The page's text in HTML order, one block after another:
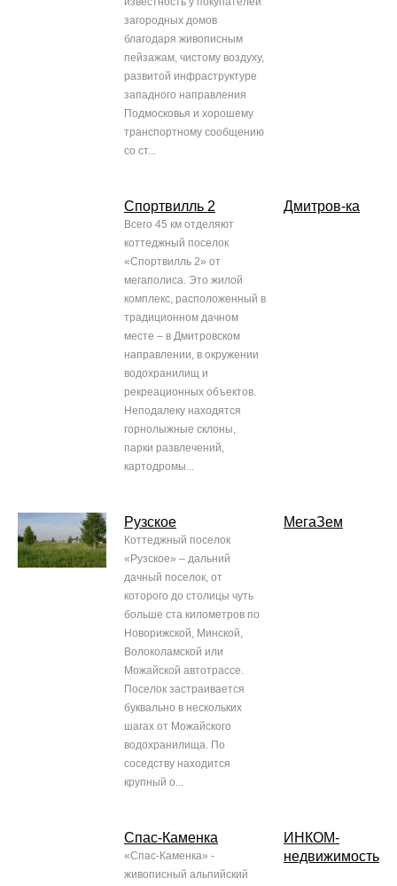
загородных домов
благодаря живописным
пейзажам, чистому воздуху,
развитой инфраструктуре
западного направления
Подмосковья и хорошему
транспортному сообщению
со ст...
Спортвилль 2
Всего 45 км отделяют
коттеджный поселок
«Спортвилль 2» от
мегаполиса. Это жилой
комплекс, расположенный в
традиционном дачном
месте – в Дмитровском
направлении, в окружении
водохранилищ и
рекреационных объектов.
Неподалеку находятся
горнолыжные склоны,
парки развлечений,
картодромы...
Дмитров-ка
Рузское
Коттеджный поселок
«Рузское» – дальний
дачный поселок, от
которого до столицы чуть
больше ста километров по
Новорижской, Минской,
Волоколамской или
Можайской автотрассе.
Поселок застраивается
буквально в нескольких
шагах от Можайского
водохранилища. По
соседству находится
крупный о...
МегаЗем
Спас-Каменка
«Спас-Каменка» -
живописный альпийский
ИНКОМ-
недвижимость